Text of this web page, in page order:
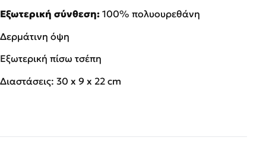
Εξωτερική σύνθεση: 100% πολυουρεθάνη
Δερμάτινη όψη
Εξωτερική πίσω τσέπη
Διαστάσεις: 30 x 9 x 22 cm